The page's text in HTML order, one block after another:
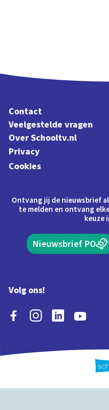
Contact
Veelgestelde vragen
Over Schooltv.nl
Privacy
Cookies
Ontvang jij de nieuwsbrief
te melden en ontvang
keuze
Nieuwsbrief PO
Volg ons!